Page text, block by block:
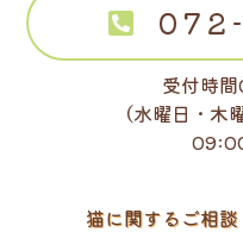
受付時
（水曜日・
猫に関するご相